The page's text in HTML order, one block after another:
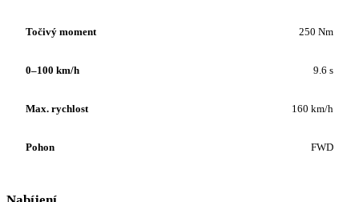
Točivý moment 250 Nm
0–100 km/h 9.6 s
Max. rychlost 160 km/h
Pohon FWD